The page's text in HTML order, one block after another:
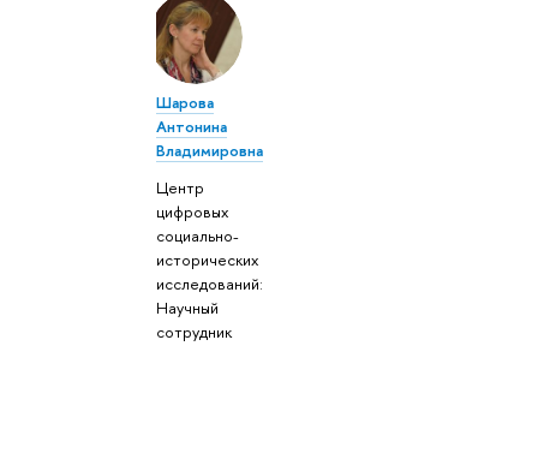
Шарова
Антонина
Владимировна
Центр
цифровых
социально-
исторических
исследований:
Научный
сотрудник